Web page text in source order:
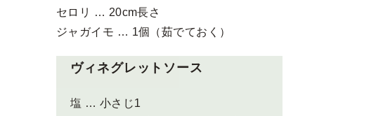
セロリ … 20cm長さ
ジャガイモ … 1個（茹でておく）
ヴィネグレットソース
塩 … 小さじ1